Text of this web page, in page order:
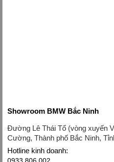
Showroom BMW Bắc Ninh
Đường Lê Thái Tổ (vòng xuyến
Cường, Thành phố Bắc Ninh,
Hotline kinh doanh: